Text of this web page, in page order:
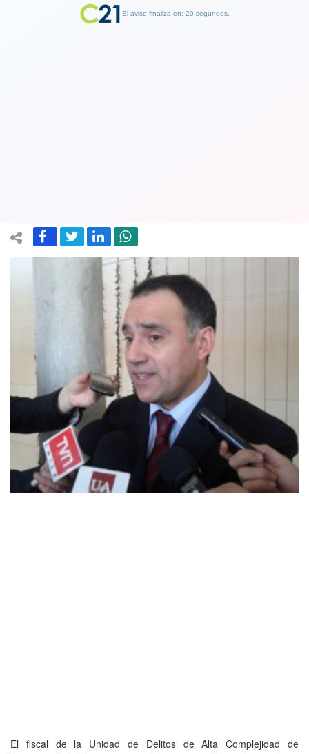
El fiscal de la Unidad de Delitos de Alta Complejidad de
El aviso finaliza en: 19 segundos.